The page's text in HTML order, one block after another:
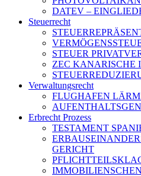
DATEV –
Steuerrecht
STEUER
ZEC KANARISCHE
Verwaltungsrecht
FLUGHAFEN
Erbrecht Prozess
TESTAMENT
GERICHT